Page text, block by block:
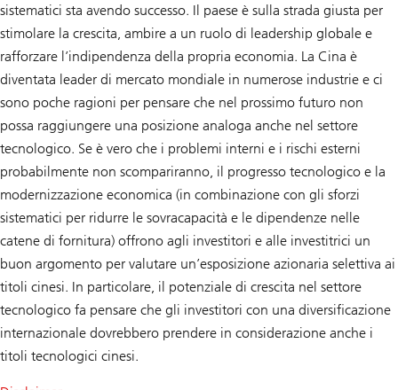
sistematici sta avendo successo. Il paese è sulla strada giusta per
stimolare la crescita, ambire a un ruolo di leadership globale e
rafforzare l’indipendenza della propria economia. La Cina è
diventata leader di mercato mondiale in numerose industrie e ci
sono poche ragioni per pensare che nel prossimo futuro non
possa raggiungere una posizione analoga anche nel settore
tecnologico. Se è vero che i problemi interni e i rischi esterni
probabilmente non scompariranno, il progresso tecnologico e la
modernizzazione economica (in combinazione con gli sforzi
sistematici per ridurre le sovracapacità e le dipendenze nelle
catene di fornitura) offrono agli investitori e alle investitrici un
buon argomento per valutare un’esposizione azionaria selettiva ai
titoli cinesi. In particolare, il potenziale di crescita nel settore
tecnologico fa pensare che gli investitori con una diversificazione
internazionale dovrebbero prendere in considerazione anche i
titoli tecnologici cinesi.